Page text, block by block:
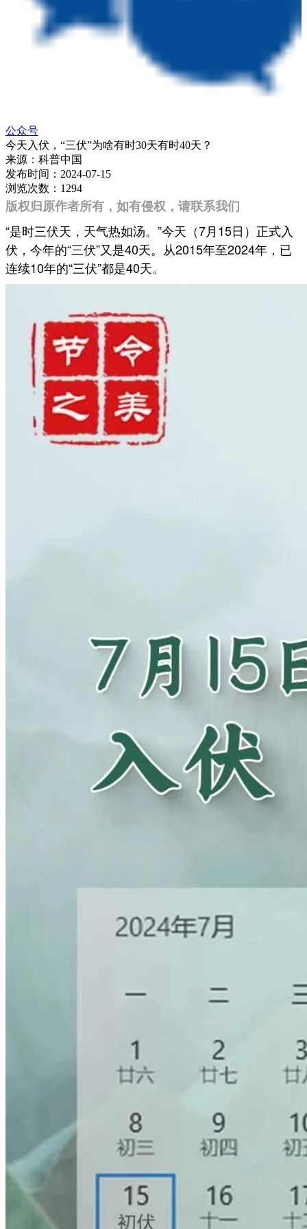
公众号
今天入伏，“三伏”为啥有时30天有时40天？
来源： 科普中国
发布时间： 2024-07-15
浏览次数： 1294
版权归原作者所有，如有侵权，请联系我们
“是时三伏天，天气热如汤。”今天（7月15日）正式入
伏，今年的“三伏”又是40天。从2015年至2024年，已
连续10年的“三伏”都是40天。